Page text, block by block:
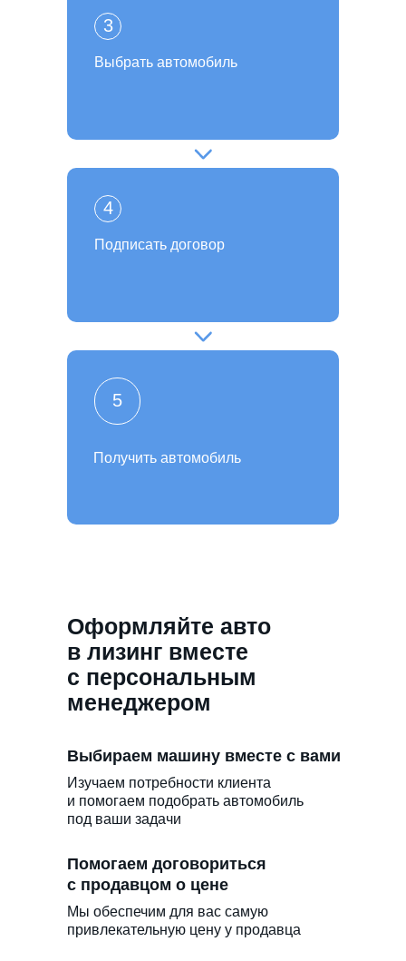
Получить автомобиль
5
Подписать договор
4
Выбрать автомобиль
3
Помогаем договориться
с продавцом о цене
Мы обеспечим для вас самую
привлекательную цену у продавца
Выбираем машину вместе с вами
Изучаем потребности клиента
и помогаем подобрать автомобиль
под ваши задачи
Оформляйте авто
в лизинг вместе
с персональным
менеджером